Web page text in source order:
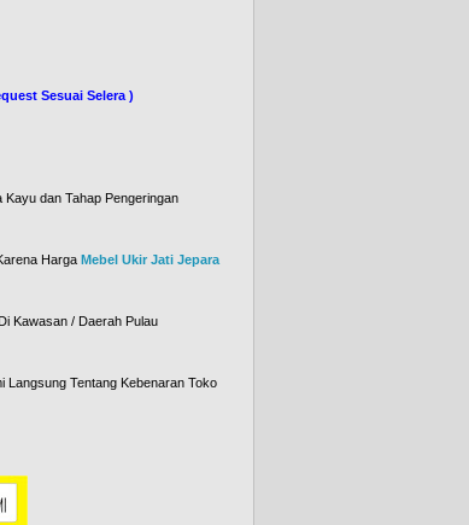
Bisa Request Sesuai Selera )
dan Tahap Pengeringan
Harga Mebel Ukir Jati Jepara
Kawasan / Daerah Pulau
Langsung Tentang Kebenaran Toko